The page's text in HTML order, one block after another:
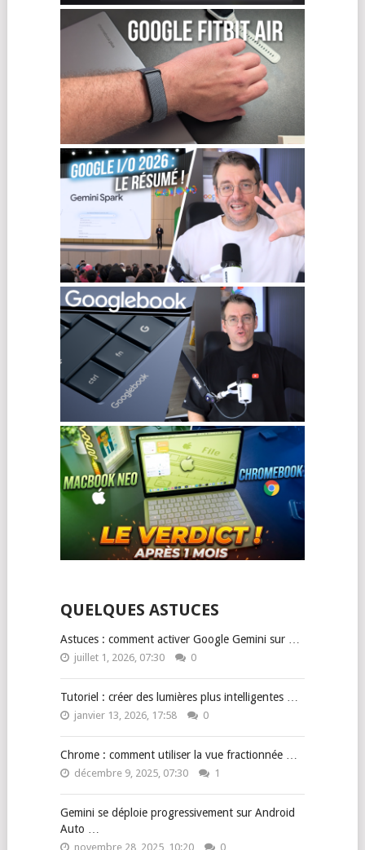
QUELQUES ASTUCES
Astuces : comment activer Google Gemini sur …
juillet 1, 2026, 07:30 0
Tutoriel : créer des lumières plus intelligentes …
janvier 13, 2026, 17:58 0
Chrome : comment utiliser la vue fractionnée …
décembre 9, 2025, 07:30 1
Gemini se déploie progressivement sur Android
Auto …
novembre 28, 2025, 10:20 0